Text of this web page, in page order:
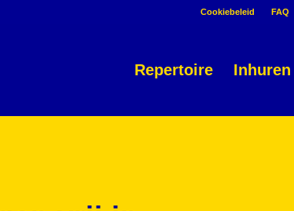
Cookiebeleid FAQ
Repertoire Inhuren